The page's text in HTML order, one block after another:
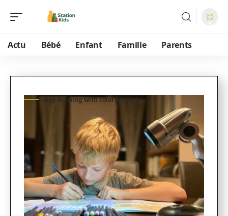
Actu Bébé Enfant Famille Parents
Boy drawing with colors pencils